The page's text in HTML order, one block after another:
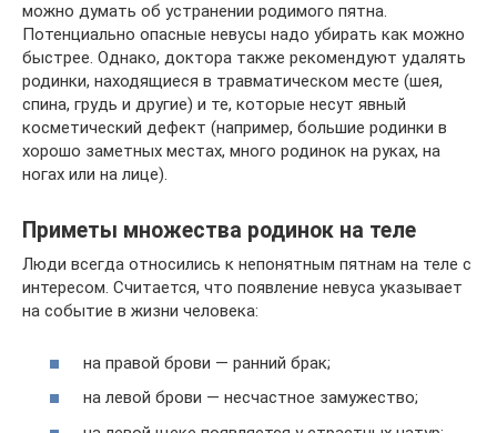
можно думать об устранении родимого пятна.
Потенциально опасные невусы надо убирать как можно
быстрее. Однако, доктора также рекомендуют удалять
родинки, находящиеся в травматическом месте (шея,
спина, грудь и другие) и те, которые несут явный
косметический дефект (например, большие родинки в
хорошо заметных местах, много родинок на руках, на
ногах или на лице).
Приметы множества родинок на теле
Люди всегда относились к непонятным пятнам на теле с
интересом. Считается, что появление невуса указывает
на событие в жизни человека:
на правой брови — ранний брак;
на левой брови — несчастное замужество;